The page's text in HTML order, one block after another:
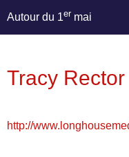
Autour du 1er mai
Tracy Rector
http://